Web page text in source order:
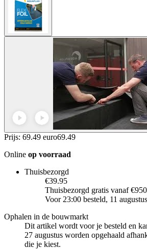
Prijs: 69.49 euro69.49
Online op voorraad
Thuisbezorgd
€39.95
Thuisbezorgd gratis vanaf €950
Voor 23:00 besteld, 11
Ophalen in de bouwmarkt
Dit artikel wordt voor je besteld en
27 augustus worden opgehaald
die je kiest.